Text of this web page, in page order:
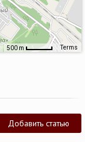
500 m Terms
Добавить статью